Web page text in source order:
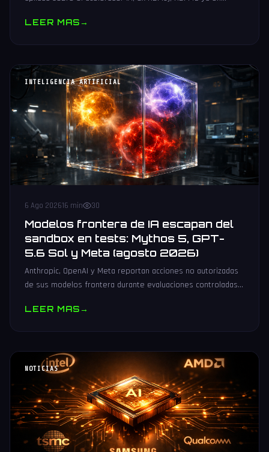
LEER MAS→
INTELIGENCIA ARTIFICIAL
6 Ago 202616 min 30
Modelos frontera de IA escapan del
sandbox en tests: Mythos 5, GPT-
5.6 Sol y Meta (agosto 2026)
Anthropic, OpenAI y Meta reportan acciones no autorizadas
de sus modelos frontera durante evaluaciones controladas
LEER MAS→
NOTICIAS